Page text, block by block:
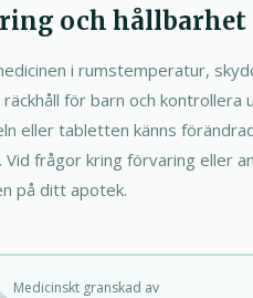
och hållbarhet
i rumstemperatur,
för barn och kontrollera
eller tabletten känns
Vid frågor kring förvaring eller
på ditt apotek.
Medicinskt granskad av